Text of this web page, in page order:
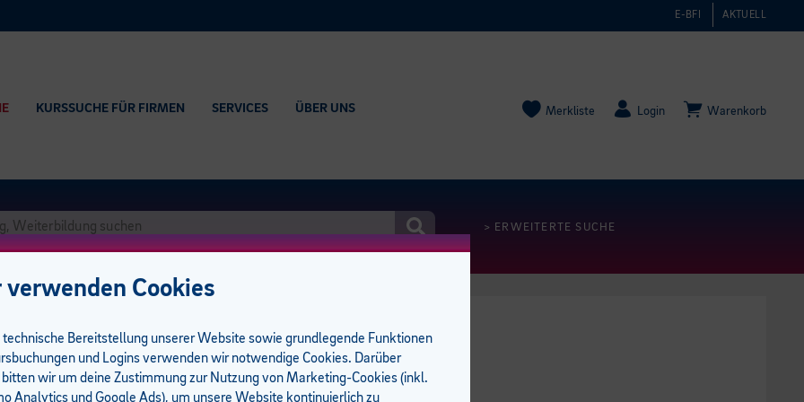
E-BFI AKTUELL
KURSSUCHE FÜR FIRMEN SERVICES ÜBER UNS Merkliste Login Warenkorb
> ERWEITERTE SUCHE
Cookies
technische Bereitstellung unserer Website sowie grundlegende Funktionen
und Logins verwenden wir notwendige Cookies. Darüber
bitten wir um deine Zustimmung zur Nutzung von Marketing-Cookies (inkl.
Analytics und Google Ads), um unsere Website kontinuierlich zu